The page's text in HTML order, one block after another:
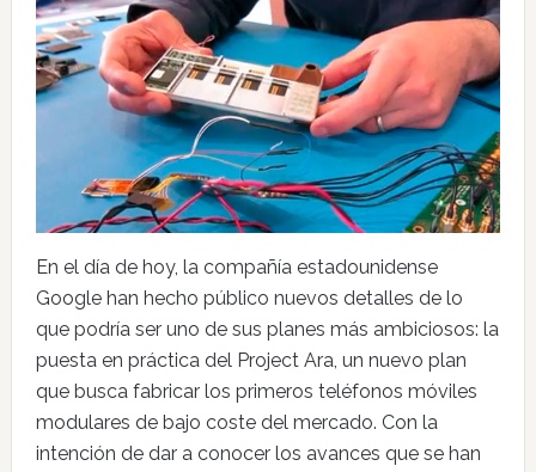
En el día de hoy, la compañía estadounidense
Google han hecho público nuevos detalles de lo
que podría ser uno de sus planes más ambiciosos: la
puesta en práctica del Project Ara, un nuevo plan
que busca fabricar los primeros teléfonos móviles
modulares de bajo coste del mercado. Con la
intención de dar a conocer los avances que se han